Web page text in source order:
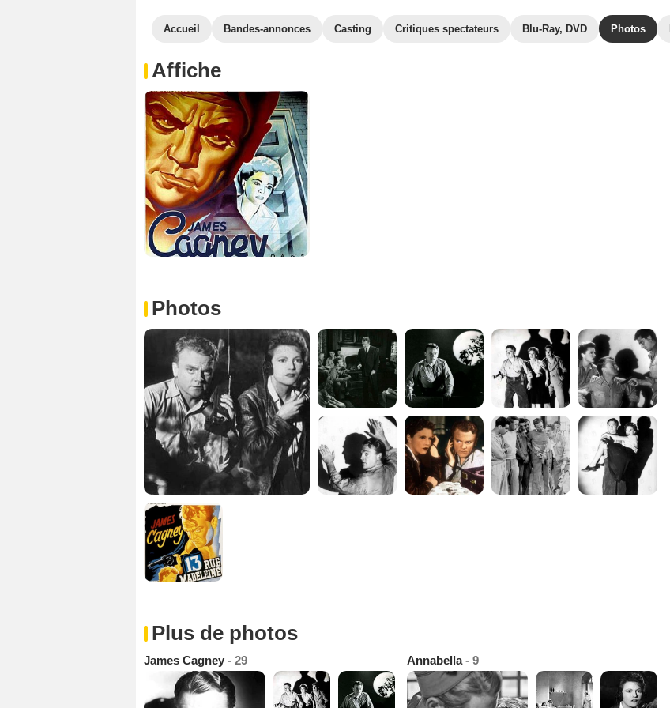
Accueil Bandes-annonces Casting Critiques spectateurs Blu-Ray, DVD Photos
Affiche
Photos
Plus de photos
James Cagney - 29 Annabella- 9